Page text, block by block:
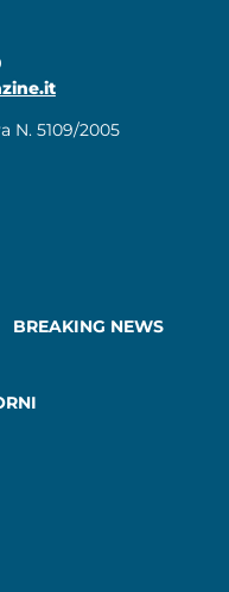
N. 5109/2005
BREAKING NEWS